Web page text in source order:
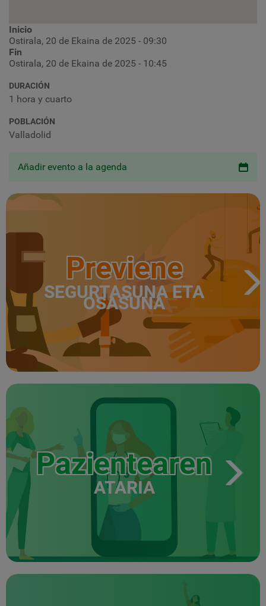
Inicio
Ostirala, 20 de Ekaina de 2025 - 09:30
Fin
Ostirala, 20 de Ekaina de 2025 - 10:45
DURACIÓN
1 hora y cuarto
POBLACIÓN
Valladolid
Añadir evento a la agenda
Previene
SEGURTASUNA ETA
OSASUNA
Pazientearen
ATARIA